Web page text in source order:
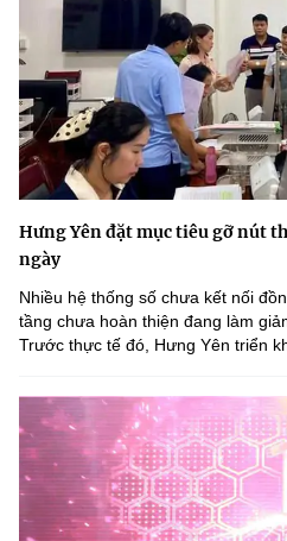
Hưng Yên đặt mục tiêu gỡ nút
ngày
Nhiều hệ thống số chưa kết nối
tầng chưa hoàn thiện đang làm
Trước thực tế đó, Hưng Yên triển